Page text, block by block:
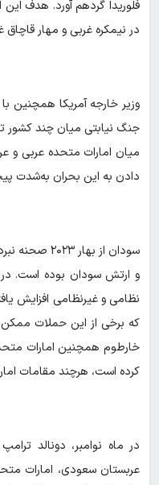
فلوریدا گردهم آورد. هدف
در نیمکره غربی و مهار
وزیر خارجه آمریکا همچنین
جنگ نیابتی میان چند کشور
میان امارات متحده عربی و
دادن به این بحران به‌شدت
سودان از
و ارتش سودان بوده است.
نظامی و غیرنظامی افزایش
که برخی از این حملات
خارطوم همچنین امارات
کرده است، هرچند مقامات
در ماه نوامبر، دونالد
عربستان سعودی، امارات